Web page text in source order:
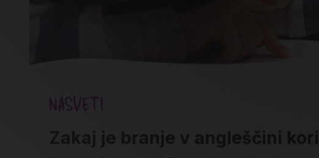
NASVETI
Zakaj je branje v angleščini